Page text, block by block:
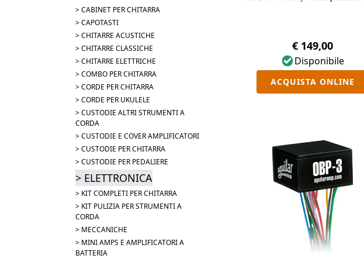
> CABINET PER CHITARRA
> CAPOTASTI
> CHITARRE ACUSTICHE
> CHITARRE CLASSICHE
> CHITARRE ELETTRICHE
> COMBO PER CHITARRA
> CORDE PER CHITARRA
> CORDE PER UKULELE
> CUSTODIE ALTRI STRUMENTI A
CORDA
> CUSTODIE E COVER AMPLIFICATORI
> CUSTODIE PER CHITARRA
> CUSTODIE PER PEDALIERE
> ELETTRONICA
> KIT COMPLETI PER CHITARRA
> KIT PULIZIA PER STRUMENTI A
CORDA
> MECCANICHE
> MINI AMPS E AMPLIFICATORI A
BATTERIA
€ 149,00
Disponibile
ACQUISTA ONLINE